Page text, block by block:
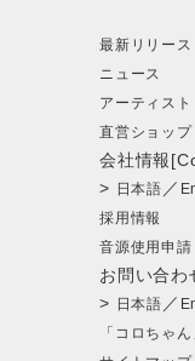
最新リリース
ニュース
アーティスト
直営ショップ
会社情報
> 日本語 ／
採用情報
音源使用申請
お問い合
> 日本語 ／
「コロちゃ